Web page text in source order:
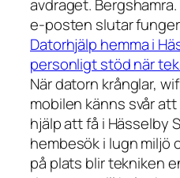
avdraget.
e-posten slutar
Datorhjälp hemma i
personligt stöd när
När datorn krånglar,
mobilen känns svår
hjälp att få i Hässelby
hembesök i lugn
på plats blir tekniken